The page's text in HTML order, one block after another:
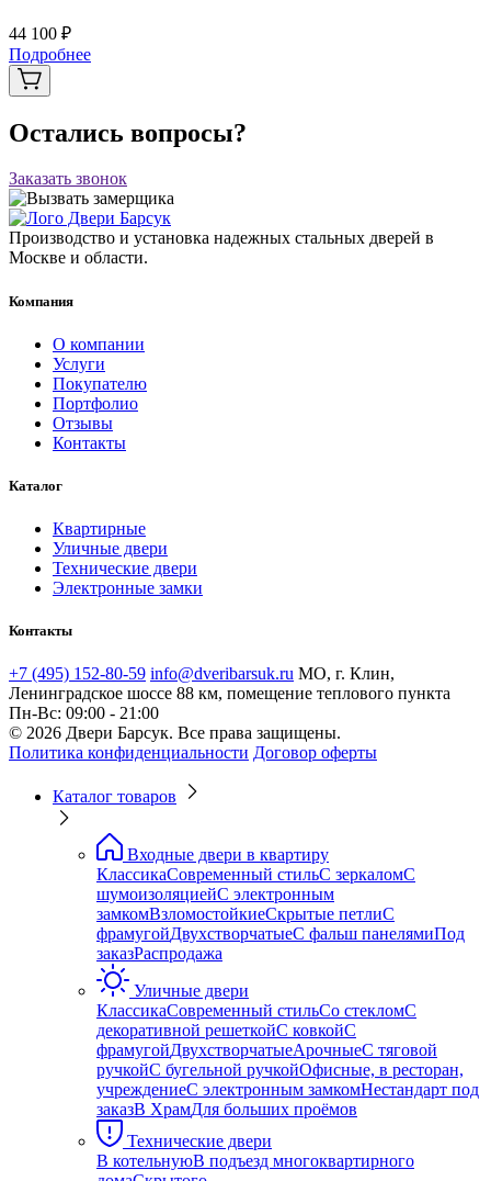
44 100 ₽
Подробнее
Остались вопросы?
Заказать звонок
Производство и установка надежных стальных дверей в
Москве и области.
Компания
О компании
Услуги
Покупателю
Портфолио
Отзывы
Контакты
Каталог
Квартирные
Уличные двери
Технические двери
Электронные замки
Контакты
+7 (495) 152-80-59 info@dveribarsuk.ru МО, г. Клин,
Ленинградское шоссе 88 км, помещение теплового пункта
Пн-Вс: 09:00 - 21:00
© 2026 Двери Барсук. Все права защищены.
Политика конфиденциальности Договор оферты
Каталог товаров
Входные двери в квартиру
КлассикаСовременный стильС зеркаломС
шумоизоляциейС электронным
замкомВзломостойкиеСкрытые петлиС
фрамугойДвухстворчатыеС фальш панелямиПод
заказРаспродажа
Уличные двери
КлассикаСовременный стильСо стекломС
декоративной решеткойС ковкойС
фрамугойДвухстворчатыеАрочныеС тяговой
ручкойС бугельной ручкойОфисные, в ресторан,
учреждениеС электронным замкомНестандарт под
заказВ ХрамДля больших проёмов
Технические двери
В котельнуюВ подъезд многоквартирного